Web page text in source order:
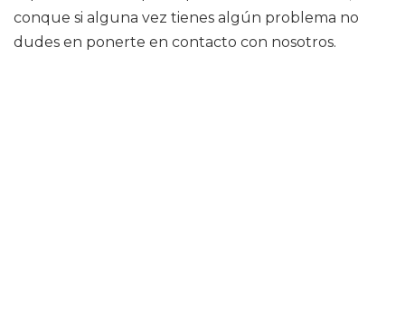
conque si alguna vez tienes algún problema no
dudes en ponerte en contacto con nosotros.